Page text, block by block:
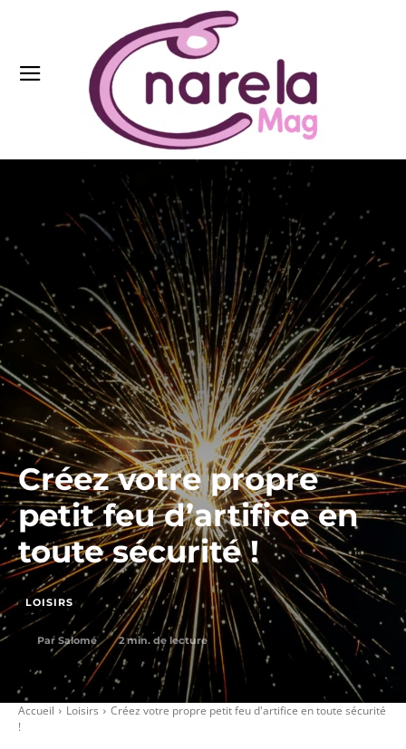
Créez votre propre
petit feu d’artifice en
toute sécurité !
LOISIRS
Par Salomé 2min. de lecture
Accueil Loisirs
Créez votre propre petit feu d'artifice en toute sécurité
!